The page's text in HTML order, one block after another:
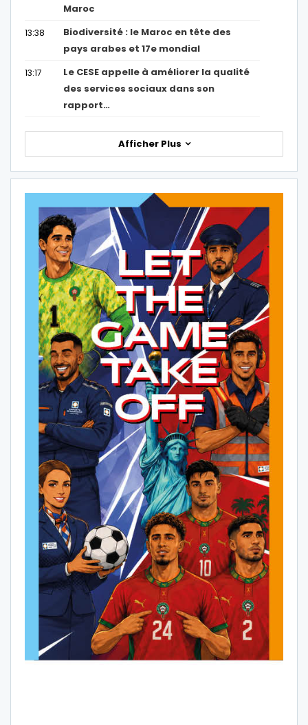
Maroc
13:38
Biodiversité : le Maroc en tête des
pays arabes et 17e mondial
13:17
Le CESE appelle à améliorer la qualité
des services sociaux dans son
rapport…
Afficher Plus